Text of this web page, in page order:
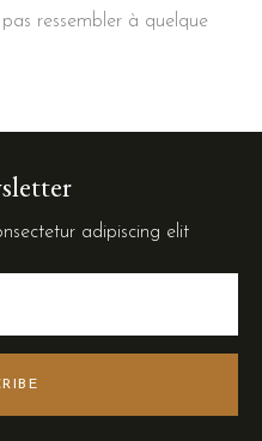
ressembler à quelque
adipiscing elit